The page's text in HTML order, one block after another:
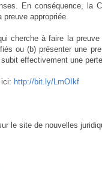
En conséquence, la
appropriée.
cherche à faire la
ou (b) présenter une
effectivement une
ici: http://bit.ly/LmOIkf
le site de nouvelles